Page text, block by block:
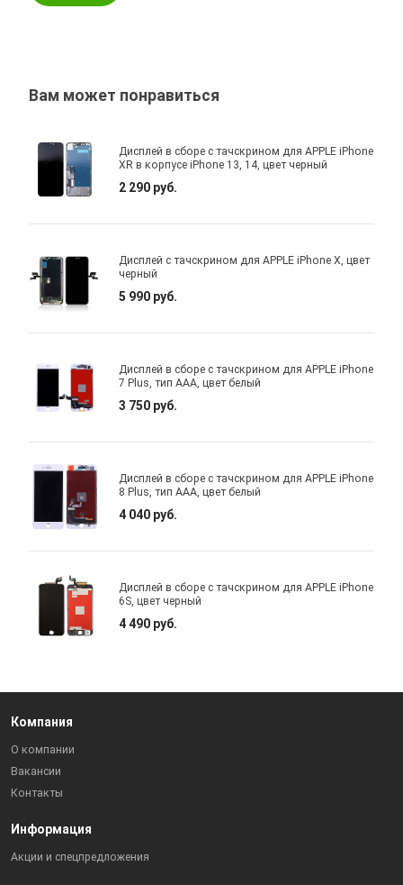
Вам может понравиться
Дисплей в сборе с тачскрином для APPLE iPhone
XR в корпусе iPhone 13, 14, цвет черный
2 290 руб.
Дисплей с тачскрином для APPLE iPhone X, цвет
черный
5 990 руб.
Дисплей в сборе с тачскрином для APPLE iPhone
7 Plus, тип AAA, цвет белый
3 750 руб.
Дисплей в сборе с тачскрином для APPLE iPhone
8 Plus, тип AAA, цвет белый
4 040 руб.
Дисплей в сборе с тачскрином для APPLE iPhone
6S, цвет черный
4 490 руб.
Компания
О компании
Вакансии
Контакты
Информация
Акции и спецпредложения